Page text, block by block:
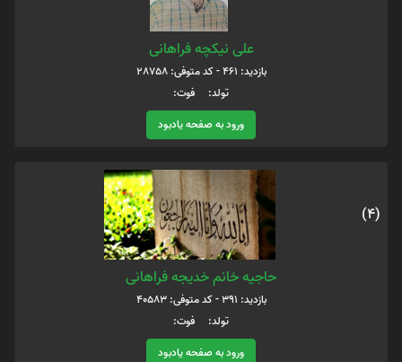
علی نیکچه فراهانی
بازدید: 461 - کد متوفی: 28758
تولد: فوت:
ورود به صفحه یادبود
(4)
حاجیه خانم خدیجه فراهانی
بازدید: 391 - کد متوفی: 40583
تولد: فوت:
ورود به صفحه یادبود